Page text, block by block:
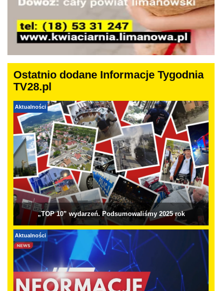
Ostatnio dodane Informacje Tygodnia
TV28.pl
Aktualności
„TOP 10” wydarzeń. Podsumowaliśmy 2025 rok
Aktualności